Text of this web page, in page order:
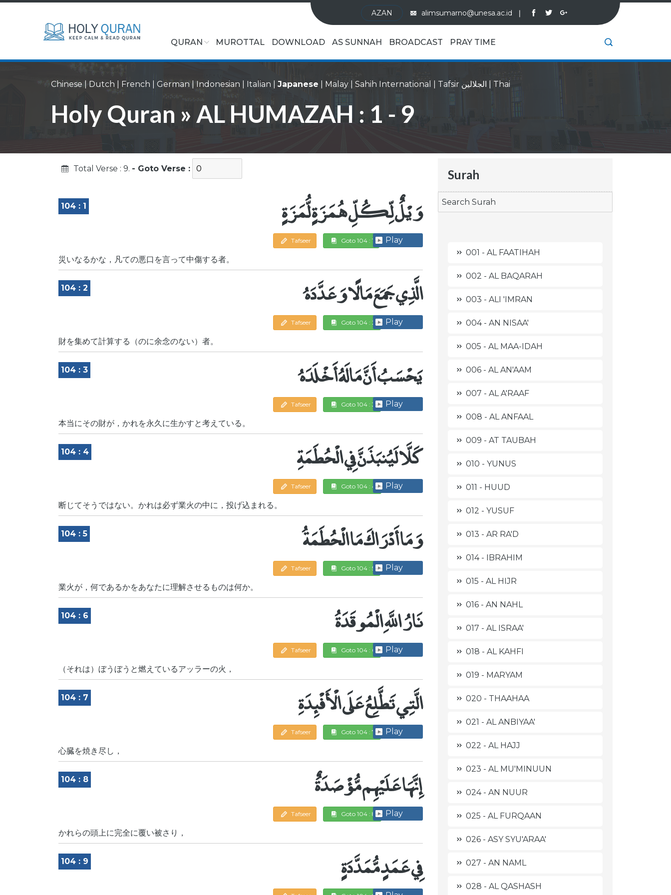
AZAN alimsumarno@unesa.ac.id ❘
QURAN MUROTTAL DOWNLOAD AS SUNNAH BROADCAST PRAY TIME
Chinese Dutch French German |Indonesian Italian Japanese Malay Sahih International Tafsir الجلالين Thai
Holy Quran » AL HUMAZAH : 1 - 9
Total Verse : 9. - Goto Verse :
104 : 1 وَيْلٌ لِّكُلِّ هُمَزَةٍ لُّمَزَةٍ
Tafseer Goto 104 : 1 Play
災いなるかな，凡ての悪口を言って中傷する者。
104 : 2 الَّذِي جَمَعَ مَالًا وَعَدَّدَهُ
Tafseer Goto 104 : 2 Play
財を集めて計算する（のに余念のない）者。
104 : 3 يَحْسَبُ أَنَّ مَالَهُ أَخْلَدَهُ
Tafseer Goto 104 : 3 Play
本当にその財が，かれを永久に生かすと考えている。
104 : 4 كَلَّا لَيُنبَذَنَّ فِي الْحُطَمَةِ
Tafseer Goto 104 : 4 Play
断じてそうではない。かれは必ず業火の中に，投げ込まれる。
104 : 5 وَمَا أَدْرَاكَ مَا الْحُطَمَةُ
Tafseer Goto 104 : 5 Play
業火が，何であるかをあなたに理解させるものは何か。
104 : 6 نَارُ اللَّهِ الْمُوقَدَةُ
Tafseer Goto 104 : 6 Play
（それは）ぼうぼうと燃えているアッラーの火，
104 : 7 الَّتِي تَطَّلِعُ عَلَى الْأَفْئِدَةِ
Tafseer Goto 104 : 7 Play
心臓を焼き尽し，
104 : 8 إِنَّهَا عَلَيْهِم مُّؤْصَدَةٌ
Tafseer Goto 104 : 8 Play
かれらの頭上に完全に覆い被さり，
104 : 9 فِي عَمَدٍ مُّمَدَّدَةٍ
Surah
001 - AL FAATIHAH
002 - AL BAQARAH
003 - ALI 'IMRAN
004 - AN NISAA'
005 - AL MAA-IDAH
006 - AL AN'AAM
007 - AL A'RAAF
008 - AL ANFAAL
009 - AT TAUBAH
010 - YUNUS
011 - HUUD
012 - YUSUF
013 - AR RA'D
014 - IBRAHIM
015 - AL HIJR
016 - AN NAHL
017 - AL ISRAA'
018 - AL KAHFI
019 - MARYAM
020 - THAAHAA
021 - AL ANBIYAA'
022 - AL HAJJ
023 - AL MU'MINUUN
024 - AN NUUR
025 - AL FURQAAN
026 - ASY SYU'ARAA'
027 - AN NAML
028 - AL QASHASH